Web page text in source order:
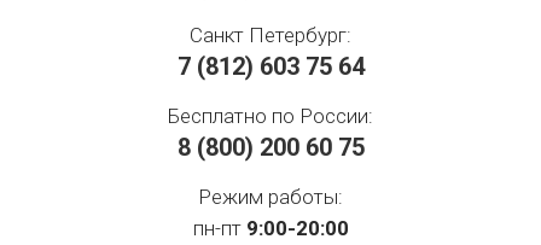
Санкт Петербург:
7 (812) 603 75 64
Бесплатно по России:
8 (800) 200 60 75
Режим работы:
пн-пт 9:00-20:00